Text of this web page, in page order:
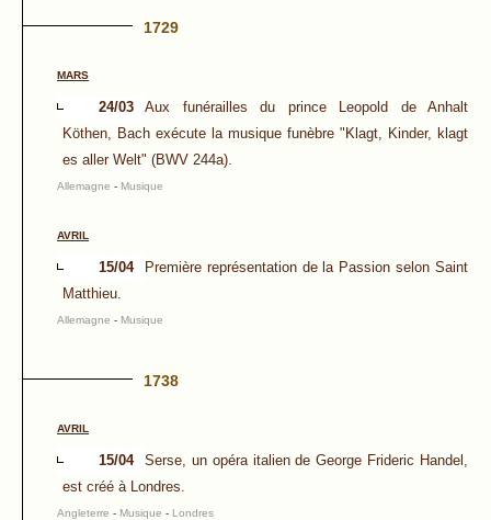
1729
MARS
24/03
Aux funérailles du prince Leopold de Anhalt
Köthen, Bach exécute la musique funèbre "Klagt, Kinder, klagt
es aller Welt" (BWV 244a).
Allemagne - Musique
AVRIL
15/04
Première représentation de la Passion selon Saint
Matthieu.
Allemagne - Musique
1738
AVRIL
15/04
Serse, un opéra italien de George Frideric Handel,
est créé à Londres.
Angleterre - Musique - Londres